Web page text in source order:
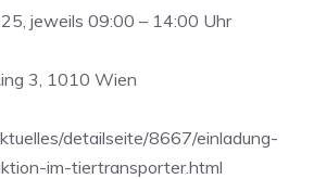
jeweils 09:00 – 14:00 Uhr
3, 1010 Wien
detailseite/8667/einladung-
im-tiertransporter.html